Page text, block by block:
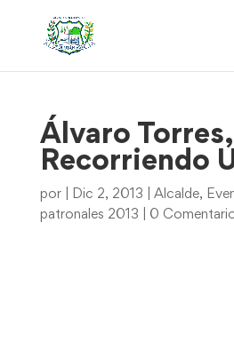
Álvaro Torres,
Recorriendo
por Dic 2, 2013 Alcalde,
patronales 2013
0